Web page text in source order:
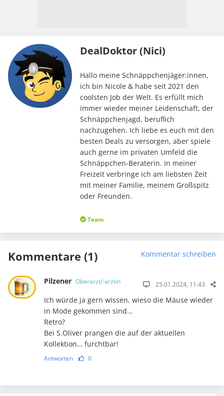
DealDoktor (Nici)
Hallo meine Schnäppchenjäger:innen,
ich bin Nicole & habe seit 2021 den
coolsten Job der Welt. Es erfüllt mich
immer wieder meiner Leidenschaft, der
Schnäppchenjagd, beruflich
nachzugehen. Ich liebe es euch mit den
besten Deals zu versorgen, aber spiele
auch gerne im privaten Umfeld die
Schnäppchen-Beraterin. In meiner
Freizeit verbringe ich am liebsten Zeit
mit meiner Familie, meinem Großspitz
oder Freunden.
Team
Kommentare (1) Kommentar schreiben
Pilzener Oberarzt/-ärztin 25.01.2024, 11:43
Ich würde ja gern wissen, wieso die Mäuse wieder
in Mode gekommen sind…
Retro?
Bei S.Oliver prangen die auf der aktuellen
Kollektion… furchtbar!
Antworten 0